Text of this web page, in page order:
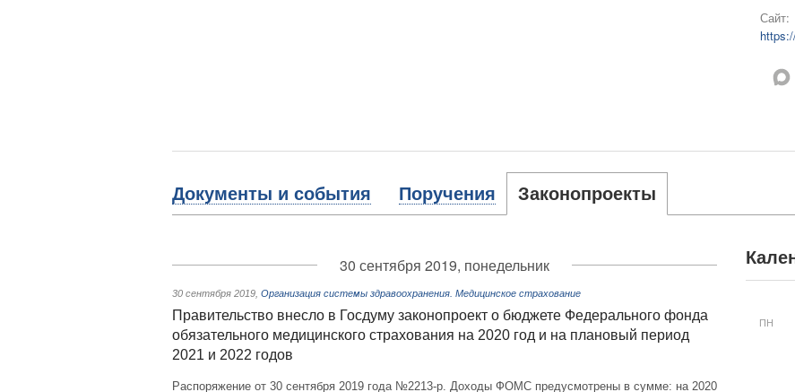
Сайт:
Документы и события Поручения Законопроекты
30 сентября 2019, понедельник
30 сентября 2019 Организация системы здравоохранения. Медицинское страхование
Правительство внесло в Госдуму законопроект о бюджете Федерального фонда
обязательного медицинского страхования на 2020 год и на плановый период
2021 и 2022 годов
Распоряжение от 30 сентября 2019 года №2213-р. Доходы ФОМС предусмотрены в сумме: на 2020
ПН